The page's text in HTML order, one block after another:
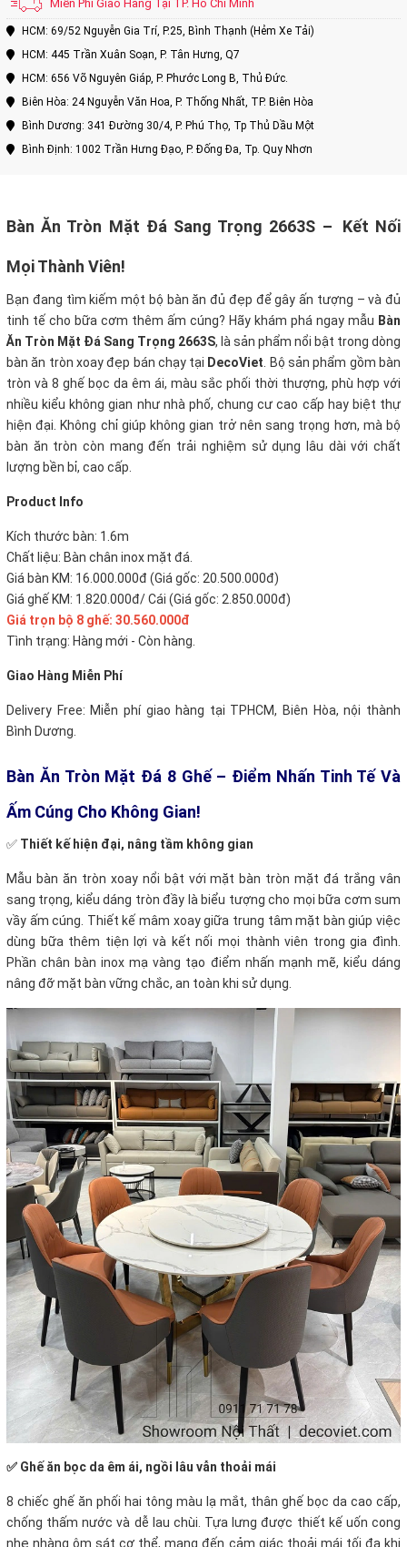
Miễn Phí Giao Hàng Tại TP. Hồ Chí Minh
HCM: 69/52 Nguyễn Gia Trí, P.25, Bình Thạnh (Hẻm Xe Tải)
HCM: 445 Trần Xuân Soạn, P. Tân Hưng, Q7
HCM: 656 Võ Nguyên Giáp, P. Phước Long B, Thủ Đức.
Biên Hòa: 24 Nguyễn Văn Hoa, P. Thống Nhất, TP. Biên Hòa
Bình Dương: 341 Đường 30/4, P. Phú Thọ, Tp Thủ Dầu Một
Bình Định: 1002 Trần Hưng Đạo, P. Đống Đa, Tp. Quy Nhơn
Bàn Ăn Tròn Mặt Đá Sang Trọng 2663S – Kết Nối
Mọi Thành Viên!
Bạn đang tìm kiếm một bộ bàn ăn đủ đẹp để gây ấn tượng – và đủ
tinh tế cho bữa cơm thêm ấm cúng? Hãy khám phá ngay mẫu Bàn
Ăn Tròn Mặt Đá Sang Trọng 2663S, là sản phẩm nổi bật trong dòng
bàn ăn tròn xoay đẹp bán chạy tại DecoViet. Bộ sản phẩm gồm bàn
tròn và 8 ghế bọc da êm ái, màu sắc phối thời thượng, phù hợp với
nhiều kiểu không gian như nhà phố, chung cư cao cấp hay biệt thự
hiện đại. Không chỉ giúp không gian trở nên sang trọng hơn, mà bộ
bàn ăn tròn còn mang đến trải nghiệm sử dụng lâu dài với chất
lượng bền bỉ, cao cấp.
Product Info
Kích thước bàn: 1.6m
Chất liệu: Bàn chân inox mặt đá.
Giá bàn KM: 16.000.000đ (Giá gốc: 20.500.000đ)
Giá ghế KM: 1.820.000đ/ Cái (Giá gốc: 2.850.000đ)
Giá trọn bộ 8 ghế: 30.560.000đ
Tình trạng: Hàng mới - Còn hàng.
Giao Hàng Miễn Phí
Delivery Free: Miễn phí giao hàng tại TPHCM, Biên Hòa, nội thành
Bình Dương.
Bàn Ăn Tròn Mặt Đá 8 Ghế – Điểm Nhấn Tinh Tế Và
Ấm Cúng Cho Không Gian!
✅ Thiết kế hiện đại, nâng tầm không gian
Mẫu bàn ăn tròn xoay nổi bật với mặt bàn tròn mặt đá trắng vân
sang trọng, kiểu dáng tròn đầy là biểu tượng cho mọi bữa cơm sum
vầy ấm cúng. Thiết kế mâm xoay giữa trung tâm mặt bàn giúp việc
dùng bữa thêm tiện lợi và kết nối mọi thành viên trong gia đình.
Phần chân bàn inox mạ vàng tạo điểm nhấn mạnh mẽ, kiểu dáng
nâng đỡ mặt bàn vững chắc, an toàn khi sử dụng.
✅ Ghế ăn bọc da êm ái, ngồi lâu vẫn thoải mái
8 chiếc ghế ăn phối hai tông màu lạ mắt, thân ghế bọc da cao cấp,
chống thấm nước và dễ lau chùi. Tựa lưng được thiết kế uốn cong
nhẹ nhàng ôm sát cơ thể, mang đến cảm giác thoải mái tối đa khi